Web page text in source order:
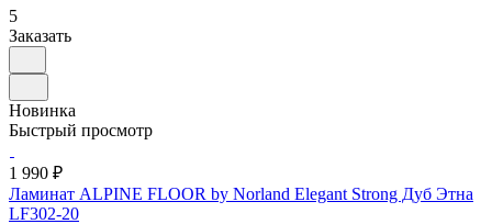
5
Заказать
Новинка
Быстрый просмотр
1 990 ₽
Ламинат ALPINE FLOOR by Norland Elegant Strong Дуб Этна
LF302-20